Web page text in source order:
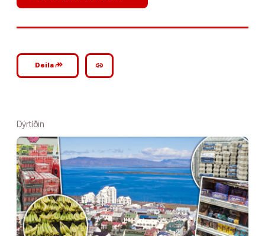
Deilagoogle_plus_reshare link
Dýrtíðin